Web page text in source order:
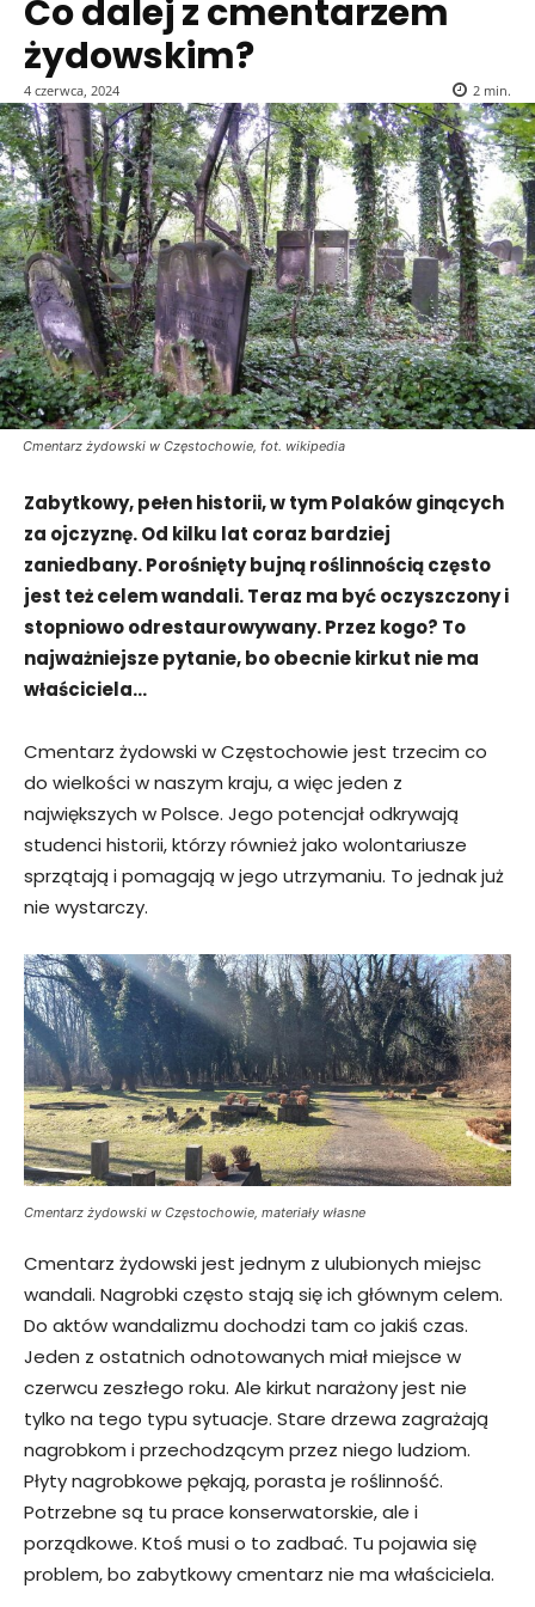
Co dalej z cmentarzem
żydowskim?
4 czerwca, 2024 2 min.
Cmentarz żydowski w Częstochowie, fot. wikipedia
Zabytkowy, pełen historii, w tym Polaków ginących
za ojczyznę. Od kilku lat coraz bardziej
zaniedbany. Porośnięty bujną roślinnością często
jest też celem wandali. Teraz ma być oczyszczony i
stopniowo odrestaurowywany. Przez kogo? To
najważniejsze pytanie, bo obecnie kirkut nie ma
właściciela…
Cmentarz żydowski w Częstochowie jest trzecim co
do wielkości w naszym kraju, a więc jeden z
największych w Polsce. Jego potencjał odkrywają
studenci historii, którzy również jako wolontariusze
sprzątają i pomagają w jego utrzymaniu. To jednak już
nie wystarczy.
Cmentarz żydowski w Częstochowie, materiały własne
Cmentarz żydowski jest jednym z ulubionych miejsc
wandali. Nagrobki często stają się ich głównym celem.
Do aktów wandalizmu dochodzi tam co jakiś czas.
Jeden z ostatnich odnotowanych miał miejsce w
czerwcu zeszłego roku. Ale kirkut narażony jest nie
tylko na tego typu sytuacje. Stare drzewa zagrażają
nagrobkom i przechodzącym przez niego ludziom.
Płyty nagrobkowe pękają, porasta je roślinność.
Potrzebne są tu prace konserwatorskie, ale i
porządkowe. Ktoś musi o to zadbać. Tu pojawia się
problem, bo zabytkowy cmentarz nie ma właściciela.